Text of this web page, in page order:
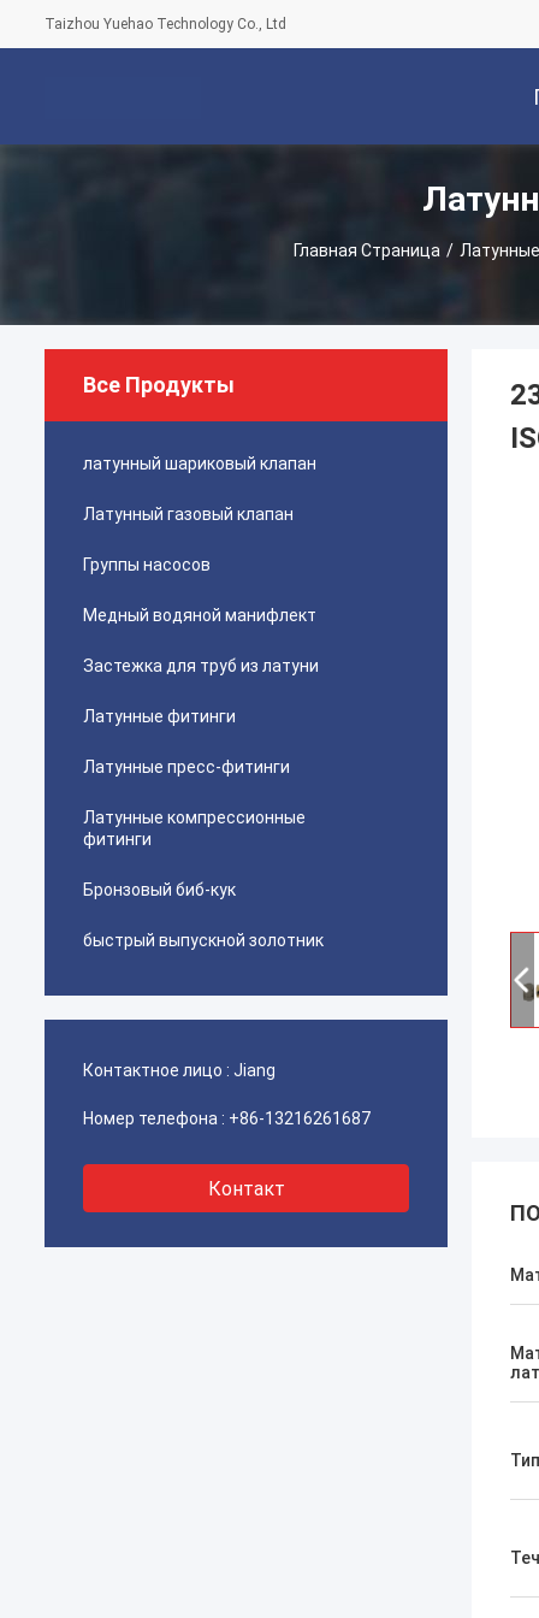
Taizhou Yuehao Technology Co., Ltd
Главная Страница /
Все Продукты
латунный шариковый клапан
Латунный газовый клапан
Группы насосов
Медный водяной манифлект
Застежка для труб из латуни
Латунные фитинги
Латунные пресс-фитинги
Латунные компрессионные
фитинги
Бронзовый биб-кук
быстрый выпускной золотник
Контактное лицо : Jiang
Номер телефона : +86-13216261687
Контакт